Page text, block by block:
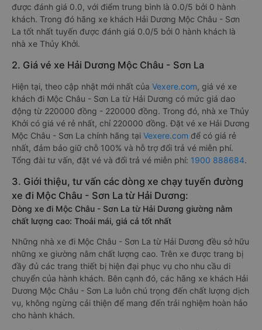
được đánh giá 0.0, với điểm trung bình là 0.0/5 bởi 0 hành
khách. Trong đó hãng xe khách Hải Dương Mộc Châu - Sơn
La tốt nhất tuyến được đánh giá 0.0/5 bởi 0 hành khách là
nhà xe Thủy Khởi.
2. Giá vé xe Hải Dương Mộc Châu - Sơn La
Hiện tại, theo cập nhật mới nhất của Vexere.com, giá vé xe
khách đi Mộc Châu - Sơn La từ Hải Dương có mức giá dao
động từ 220000 đồng - 220000 đồng. Trong đó, nhà xe Thủy
Khởi có giá vé rẻ nhất, chỉ 220000 đồng. Đặt vé xe Hải Dương
Mộc Châu - Sơn La chính hãng tại Vexere.com để có giá rẻ
nhất, đảm bảo giữ chỗ 100% và hỗ trợ đổi trả vé miễn phí.
Tổng đài tư vấn, đặt vé và đổi trả vé miễn phí: 1900 888684.
3. Giới thiệu, tư vấn các dòng xe chạy tuyến đường
xe đi Mộc Châu - Sơn La từ Hải Dương:
Dòng xe đi Mộc Châu - Sơn La từ Hải Dương giường nằm
chất lượng cao: Thoải mái, giá cả tốt nhất
Những nhà xe đi Mộc Châu - Sơn La từ Hải Dương đều sở hữu
những xe giường nằm chất lượng cao. Trên xe được trang bị
đầy đủ các trang thiết bị hiện đại phục vụ cho nhu cầu di
chuyển của hành khách. Bên cạnh đó, các hãng xe khách Hải
Dương Mộc Châu - Sơn La luôn chú trọng đến chất lượng dịch
vụ, không ngừng cải thiện để mang đến trải nghiệm hoàn hảo
cho hành khách.